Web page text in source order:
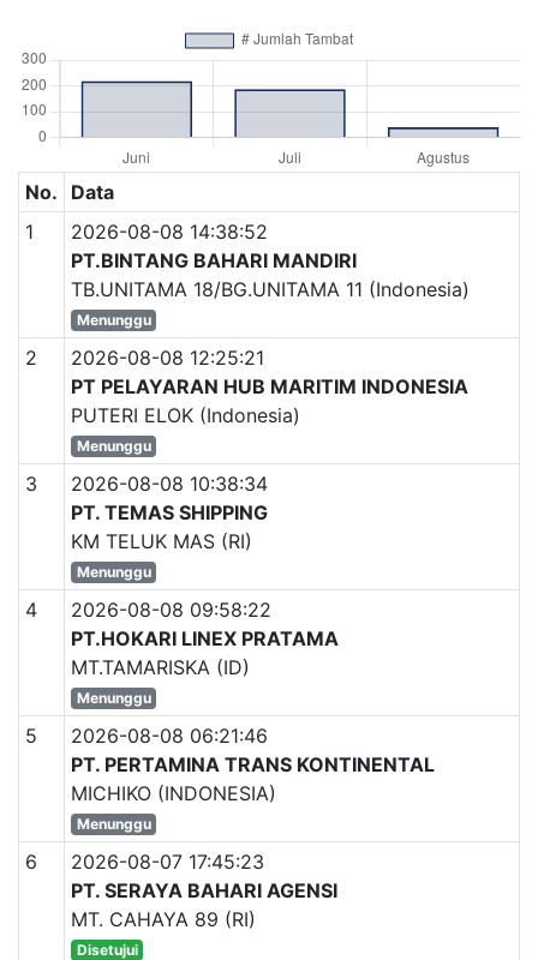
No.
Data
1
2026-08-08 14:38:52
PT.BINTANG BAHARI MANDIRI
TB.UNITAMA 18/BG.UNITAMA 11 (Indonesia)
Menunggu
2
2026-08-08 12:25:21
PT PELAYARAN HUB MARITIM INDONESIA
PUTERI ELOK (Indonesia)
Menunggu
3
2026-08-08 10:38:34
PT. TEMAS SHIPPING
KM TELUK MAS (RI)
Menunggu
4
2026-08-08 09:58:22
PT.HOKARI LINEX PRATAMA
MT.TAMARISKA (ID)
Menunggu
5
2026-08-08 06:21:46
PT. PERTAMINA TRANS KONTINENTAL
MICHIKO (INDONESIA)
Menunggu
6
2026-08-07 17:45:23
PT. SERAYA BAHARI AGENSI
MT. CAHAYA 89 (RI)
Disetujui